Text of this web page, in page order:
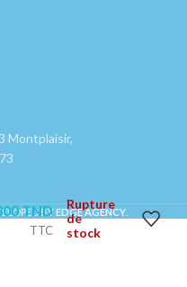
Montplaisir,
BYEDGE AGENCY
TND
TTC
Rupture
de
stock